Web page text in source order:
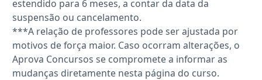
estendido para 6 meses, a contar da data da
suspensão ou cancelamento.
***A relação de professores pode ser ajustada por
motivos de força maior. Caso ocorram alterações, o
Aprova Concursos se compromete a informar as
mudanças diretamente nesta página do curso.